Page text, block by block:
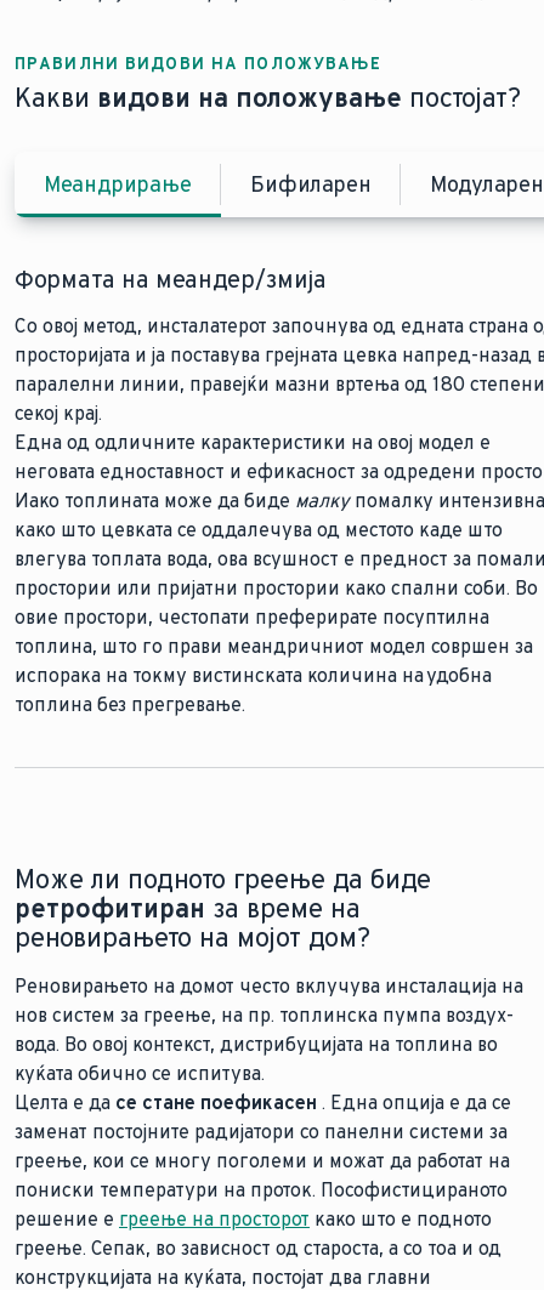
ПРАВИЛНИ ВИДОВИ НА ПОЛОЖУВАЊЕ
Какви видови на положување постојат?
Меандрирање Бифиларен Модуларен
Формата на меандер/змија
Со овој метод, инсталатерот започнува од едната страна
просторијата и ја поставува грејната цевка напред-назад
паралелни линии, правејќи мазни вртења од 180
секој крај.
Една од одличните карактеристики на овој модел е
неговата едноставност и ефикасност за одредени
Иако топлината може да биде малкупомалку интензивна
како што цевката се оддалечува од местото каде што
влегува топлата вода, ова всушност е предност за
простории или пријатни простории како спални соби. Во
овие простори, честопати преферирате посуптилна
топлина, што го прави меандричниот модел совршен за
испорака на токму вистинската количина на удобна
топлина без прегревање.
Бифиларна/полжавска форма
Еден генијален начин за поставување цевки за подно
греење е бифиларниот, или спирален, модел. Замислете
цевката како почнува од рабовите на вашата соба, нежно
спирално навнатре како школка од полжав. Откако ќе
стигне до центарот, таа нежно се врти и спирално се
назад, течејќи веднаш до потоплата цевка што штотуку ја
поставила.
Она што е навистина извонредно кај овој метод е
рамномерна распределба на топлината. Топлата
цевка поминува покрај малку поладната „излезна“
осигурувајќи дека топлината се шири убаво низ
просторијата пред водата да се олади. Овој паралелен
белег на бифиларниот модел, осигурувајќи дека вашиот
под се чувствува постојано пријатно низ целата
Ова е хибридно решение со флуиден премин помеѓу
помеѓу цевките за греење е исто така различно, на
за снабдување на постудените области на надворешните
ѕидови или преодните области со повеќе енергија за
греење. Вашиот партнер специјалист за греење ќе
за вас кој тип на инсталација е најдобар за вашите цели.
Може ли подното греење да биде
ретрофитиран за време на
реновирањето на мојот дом?
Реновирањето на домот често вклучува инсталација на
нов систем за греење, на пр. топлинска пумпа воздух-
вода. Во овој контекст, дистрибуцијата на топлина во
куќата обично се испитува.
Целта е да се стане поефикасен . Една опција е да се
заменат постојните радијатори со панелни системи за
греење, кои се многу поголеми и можат да работат на
пониски температури на проток. Пософистицираното
решение е греење на просторот како што е подното
греење. Сепак, во зависност од староста, а со тоа и од
конструкцијата на куќата, постојат два главни